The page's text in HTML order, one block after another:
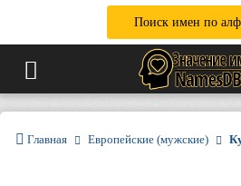
Поиск имен по
Главная Европейские (мужские)